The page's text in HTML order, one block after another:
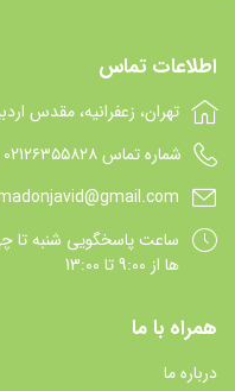
اطلاعات تماس
تهران، زعفرانیه، مقدس
شماره تماس 021۲۶۳۵۵۸۲۸ واتساپ 09339813193
ها از 9:00 تا 13:00
همراه با ما
درباره ما